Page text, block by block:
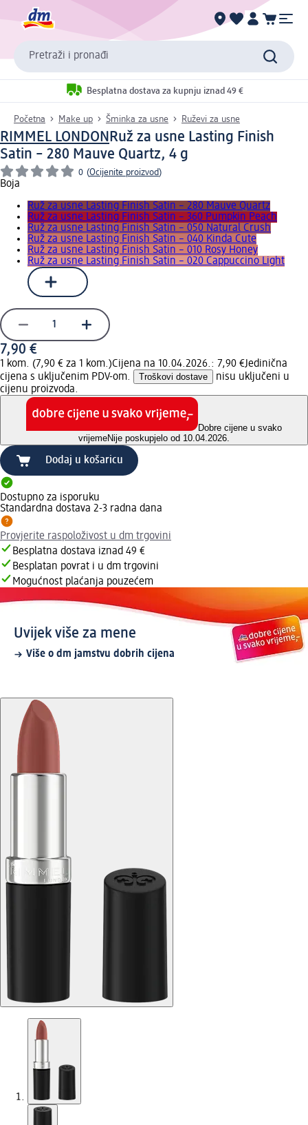
Pretraži i pronađi
Besplatna dostava za kupnju iznad 49 €
Početna Make up Šminka za usne Ruževi za usne
RIMMEL LONDONRuž za usne Lasting Finish
Satin – 280 Mauve Quartz, 4 g
0 (Ocijenite proizvod)
Boja
Ruž za usne Lasting Finish Satin – 280 Mauve Quartz
Ruž za usne Lasting Finish Satin – 360 Pumpkin Peach
Ruž za usne Lasting Finish Satin – 050 Natural Crush
Ruž za usne Lasting Finish Satin – 040 Kinda Cute
Ruž za usne Lasting Finish Satin – 010 Rosy Honey
Ruž za usne Lasting Finish Satin – 020 Cappuccino Light
7,90 €
1 kom. (7,90 € za 1 kom.)Cijena na 10.04.2026.: 7,90 €Jedinična
cijena s uključenim PDV-om.
Troškovi dostave
nisu uključeni u
cijenu proizvoda.
Dobre cijene u svako
vrijemeNije poskupjelo od 10.04.2026.
Dodaj u košaricu
Dostupno za isporuku
Standardna dostava 2-3 radna dana
Provjerite raspoloživost u dm trgovini
Besplatna dostava iznad 49 €
Besplatan povrat i u dm trgovini
Mogućnost plaćanja pouzećem
Uvijek više za mene
Više o dm jamstvu dobrih cijena